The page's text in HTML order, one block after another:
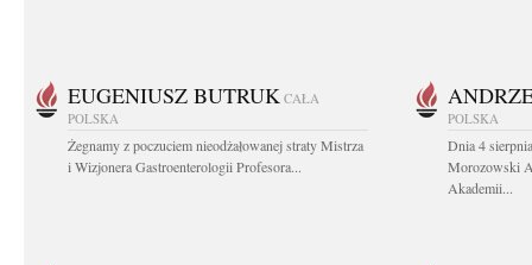
EUGENIUSZ BUTRUK CAŁA
POLSKA
Żegnamy z poczuciem nieodżałowanej straty Mistrza
i Wizjonera Gastroenterologii Profesora...
POLSKA
Dnia 4
Morozowski
Akademii...